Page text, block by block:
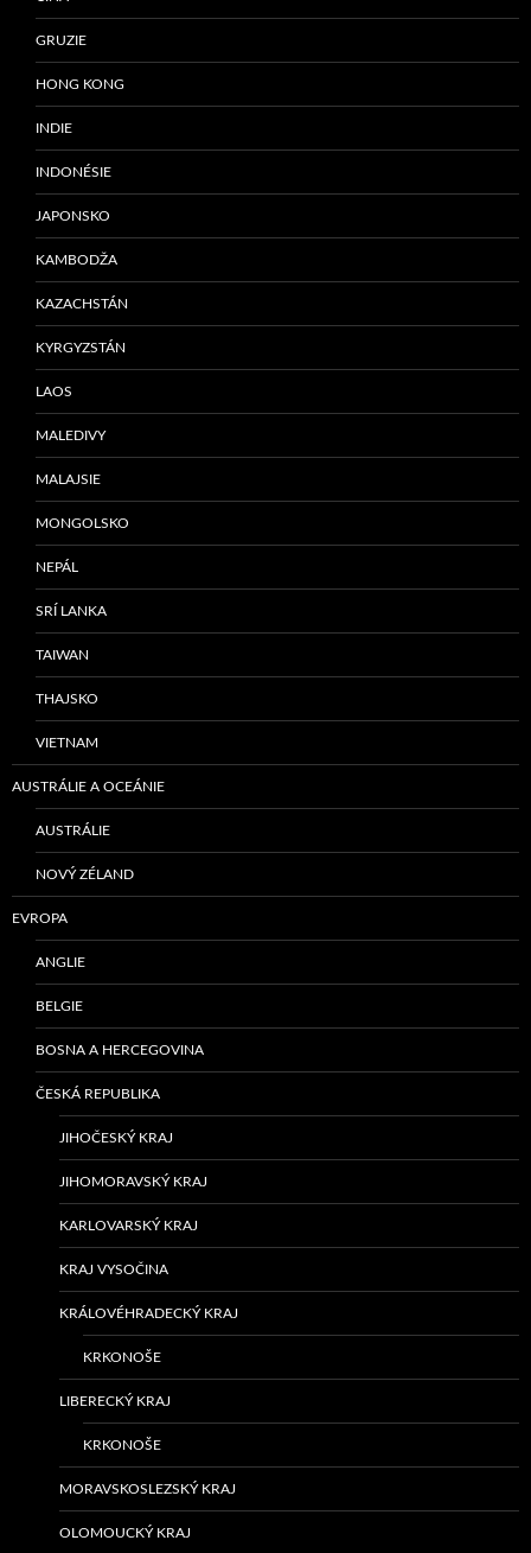
GRUZIE
HONG KONG
INDIE
INDONÉSIE
JAPONSKO
KAMBODŽA
KAZACHSTÁN
KYRGYZSTÁN
LAOS
MALEDIVY
MALAJSIE
MONGOLSKO
NEPÁL
SRÍ LANKA
TAIWAN
THAJSKO
VIETNAM
AUSTRÁLIE A OCEÁNIE
AUSTRÁLIE
NOVÝ ZÉLAND
EVROPA
ANGLIE
BELGIE
BOSNA A HERCEGOVINA
ČESKÁ REPUBLIKA
JIHOČESKÝ KRAJ
JIHOMORAVSKÝ KRAJ
KARLOVARSKÝ KRAJ
KRAJ VYSOČINA
KRÁLOVÉHRADECKÝ KRAJ
KRKONOŠE
LIBERECKÝ KRAJ
KRKONOŠE
MORAVSKOSLEZSKÝ KRAJ
OLOMOUCKÝ KRAJ